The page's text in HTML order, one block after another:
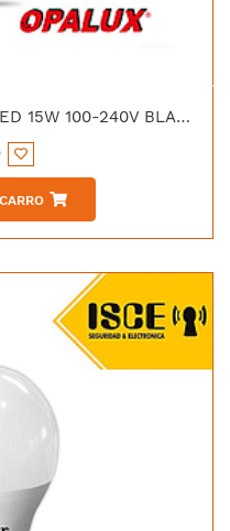
[OP-15W3C] OPALUX FOCO LED 15W 100-240V BLANCO 1350LM 7000K E27 230°